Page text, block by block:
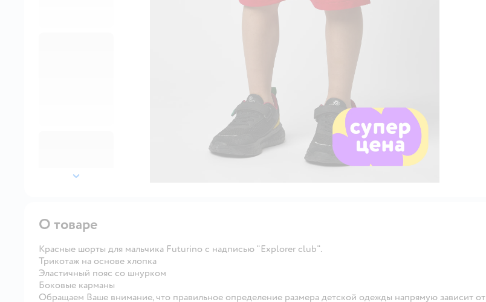
далее
О товаре
Красные шорты для мальчика Futurino с надписью "Explorer club".
Трикотаж на основе хлопка
Эластичный пояс со шнурком
Боковые карманы
Обращаем Ваше внимание, что правильное определение размера детской одежды напрямую зависит от